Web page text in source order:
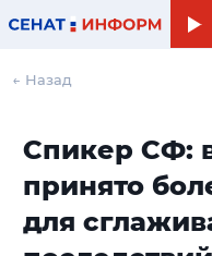
← Назад
Спикер СФ:
принято
для